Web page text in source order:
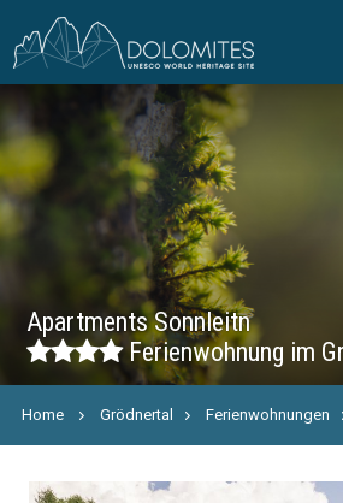
Apartments Sonnleitn
Ferienwohnung im
Home Grödnertal Ferienwohnungen